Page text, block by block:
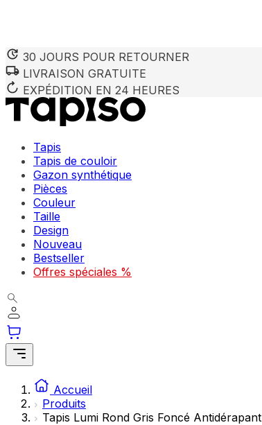
30 JOURS POUR RETOURNER
LIVRAISON GRATUITE
EXPÉDITION EN 24 HEURES
Tapis
Tapis de couloir
Gazon synthétique
Pièces
Couleur
Taille
Design
Nouveau
Bestseller
Offres spéciales %
Accueil
Produits
Tapis Lumi Rond Gris Foncé Antidérapant